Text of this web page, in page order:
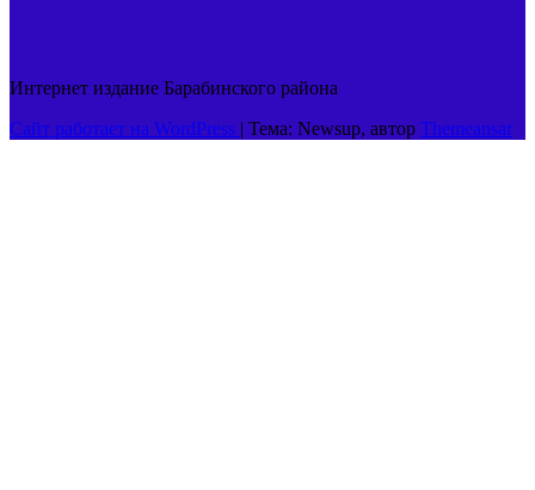
Интернет издание Барабинского района
Сайт работает на WordPress | Тема: Newsup, автор Themeansar